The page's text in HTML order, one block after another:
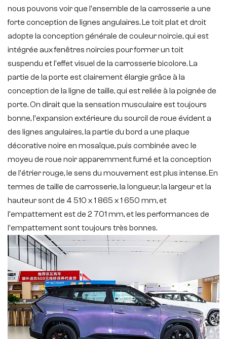
nous pouvons voir que l'ensemble de la carrosserie a une
forte conception de lignes angulaires. Le toit plat et droit
adopte la conception générale de couleur noircie, qui est
intégrée aux fenêtres noircies pour former un toit
suspendu et l'effet visuel de la carrosserie bicolore. La
partie de la porte est clairement élargie grâce à la
conception de la ligne de taille, qui est reliée à la poignée de
porte. On dirait que la sensation musculaire est toujours
bonne, l'expansion extérieure du sourcil de roue évident a
des lignes angulaires, la partie du bord a une plaque
décorative noire en mosaïque, puis combinée avec le
moyeu de roue noir apparemment fumé et la conception
de l'étrier rouge, le sens du mouvement est plus intense. En
termes de taille de carrosserie, la longueur, la largeur et la
hauteur sont de 4 510 x 1 865 x 1 650 mm, et
l'empattement est de 2 701 mm, et les performances de
l'empattement sont toujours très bonnes.